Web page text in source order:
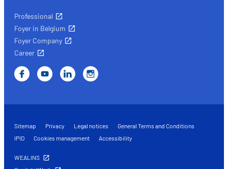
Professional
Foyer in Belgium
Foyer Company
Career
Sitemap Privacy Legal notices
General Terms and Conditions
IPID
Cookies management Accessibility
WEALINS